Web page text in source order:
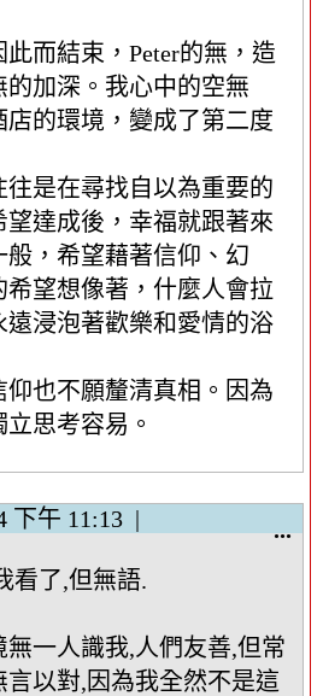
而結束，Peter的無，造
加深。我心中的空無
的環境，變成了第二度
往是在尋找自以為重要的
達成後，幸福就跟著來
般，希望藉著信仰、幻
望想像著，什麼人會拉
遠浸泡著歡樂和愛情的浴
也不願釐清真相。因為
思考容易。
下午 11:13
看了,但無語.
一人識我,人們友善,但常
以對,因為我全然不是這
...顯